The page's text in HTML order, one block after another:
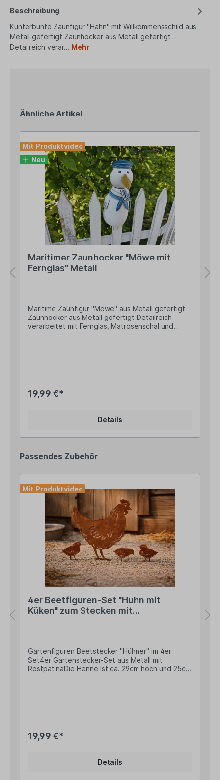
Beschreibung
Kunterbunte Zaunfigur "Hahn" mit Willkommensschild aus
Metall gefertigt Zaunhocker aus Metall gefertigt
Detailreich verar… Mehr
Ähnliche Artikel
Mit Produktvideo
Neu
Maritimer Zaunhocker "Möwe mit
Fernglas" Metall
Maritime Zaunfigur "Möwe" aus Metall gefertigt
Zaunhocker aus Metall gefertigt Detailreich
verarbeitet mit Fernglas, Matrosenschal und
mit ihrer blauen Matrosenmütze und dem
sorgt für eine fröhliche, maritime Atmosphäre.
Dank der hohlen Unterseite kannst Du die Figur
einem Regal oder zwischen Deinen
Metallfigur überzeugt mit ihrem charmanten
Vintage-Look und verleiht Deinem Außenbereich
eine besondere Note.Pssst... ein kleiner Tipp
vom Landhus-Team: Kombiniere unsere Möwe wie
im letzten Artikelbild zu sehen mit den anderen
Zaunhockern aus unserem Sortiment, um einen
kunterbunten Gartenzaun zu gestalten. Du
findest die anderen Zaunhocker direkt unter
dieser Beschreibung unter "Ähnliche Artikel".
Angaben zur Produktsicherheit: Hersteller:
Campo Home & Garden, Handelshof 2, 28816
Stuhr, Deutschland Kontakt: www.posiwio.de
Warn- und Sicherheitshinweise: Bei
19,99 €*
Details
Passendes Zubehör
Mit Produktvideo
4er Beetfiguren-Set "Huhn mit
Küken" zum Stecken mit
Gartenfiguren Beetstecker "Hühner" im 4er
Set4er Gartenstecker-Set aus Metall mit
RostpatinaDie Henne ist ca. 29cm hoch und 25cm
Das Set besteht aus einem großen Huhn und drei
und veredelt mit einer dekorativen
19,99 €*
Details